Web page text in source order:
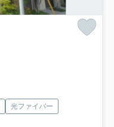
光ファイバー